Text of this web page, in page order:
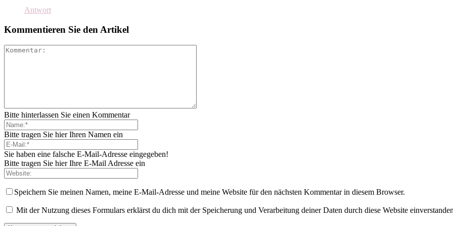
Antwort
Kommentieren Sie den Artikel
Bitte hinterlassen Sie einen Kommentar
Bitte tragen Sie hier Ihren Namen ein
Sie haben eine falsche E-Mail-Adresse eingegeben!
Bitte tragen Sie hier Ihre E-Mail Adresse ein
Speichern Sie meinen Namen, meine E-Mail-Adresse und meine Website für den nächsten Kommentar in diesem Browser.
Mit der Nutzung dieses Formulars erklärst du dich mit der Speicherung und Verarbeitung deiner Daten durch diese Website